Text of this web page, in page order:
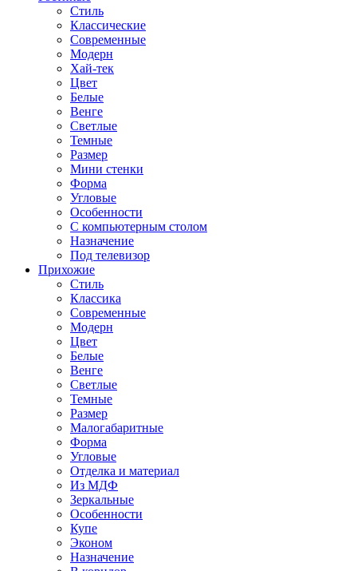
Стиль
Классические
Современные
Модерн
Хай-тек
Цвет
Белые
Венге
Светлые
Темные
Размер
Мини стенки
Форма
Угловые
Особенности
С компьютерным столом
Назначение
Под телевизор
Прихожие
Стиль
Классика
Современные
Модерн
Цвет
Белые
Венге
Светлые
Темные
Размер
Малогабаритные
Форма
Угловые
Отделка и материал
Из МДФ
Зеркальные
Особенности
Купе
Эконом
Назначение